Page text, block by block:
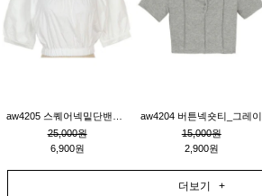
25,000원
6,900원
aw4204 버튼넥숏티_그레이
15,000원
2,900원
더보기 +